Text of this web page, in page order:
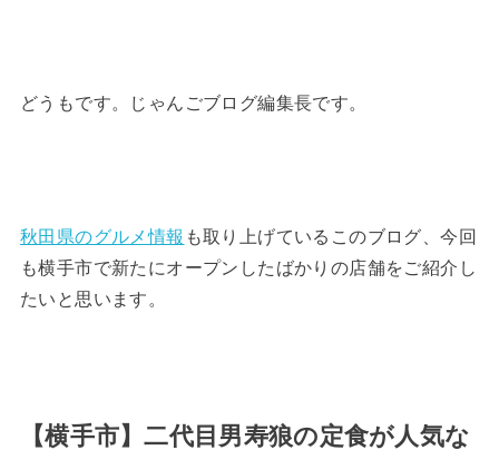
どうもです。じゃんごブログ編集長です。
秋田県のグルメ情報 も取り上げているこのブログ、今回
も横手市で新たにオープンしたばかりの店舗をご紹介し
たいと思います。
【横手市】二代目男寿狼の定食が人気な